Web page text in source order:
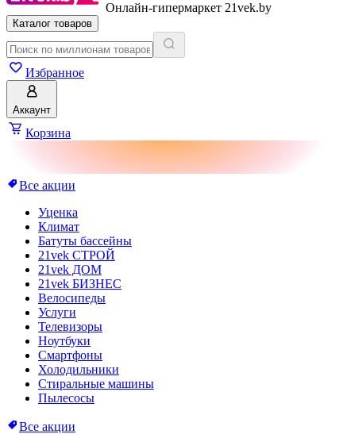
Онлайн-гипермаркет 21vek.by
Каталог товаров
Избранное
Аккаунт
Корзина
Все акции
Уценка
Климат
Батуты бассейны
21vek СТРОЙ
21vek ДОМ
21vek БИЗНЕС
Велосипеды
Услуги
Телевизоры
Ноутбуки
Смартфоны
Холодильники
Стиральные машины
Пылесосы
Все акции